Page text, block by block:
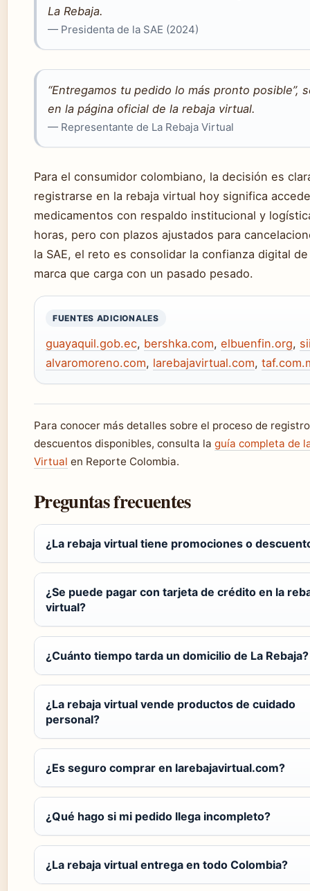
La Rebaja.
— Presidenta de la SAE (2024)
“Entregamos tu pedido lo más pronto posible”,
en la página oficial de la rebaja virtual.
— Representante de La Rebaja Virtual
Para el consumidor colombiano, la decisión es
registrarse en la rebaja virtual hoy significa
medicamentos con respaldo institucional y
horas, pero con plazos ajustados para
la SAE, el reto es consolidar la confianza digital de
marca que carga con un pasado pesado.
FUENTES ADICIONALES
guayaquil.gob.ec, bershka.com, elbuenfin.org,
alvaromoreno.com, larebajavirtual.com,
Para conocer más detalles sobre el proceso de
descuentos disponibles, consulta la guía completa de
Virtual en Reporte Colombia.
Preguntas frecuentes
¿La rebaja virtual tiene promociones o
¿Se puede pagar con tarjeta de crédito en la
virtual?
¿Cuánto tiempo tarda un domicilio de La Rebaja?
¿La rebaja virtual vende productos de cuidado
personal?
¿Es seguro comprar en larebajavirtual.com?
¿Qué hago si mi pedido llega incompleto?
¿La rebaja virtual entrega en todo Colombia?